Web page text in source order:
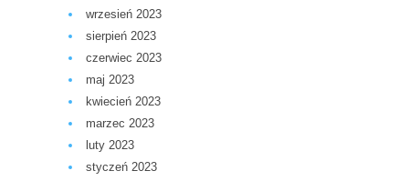
wrzesień 2023
sierpień 2023
czerwiec 2023
maj 2023
kwiecień 2023
marzec 2023
luty 2023
styczeń 2023